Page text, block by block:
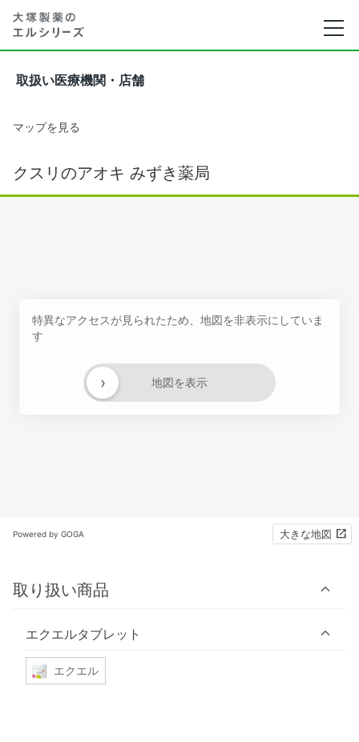
取扱い医療機関・店舗
マップを見る
クスリのアオキ みずき薬局
特異なアクセスが見られたため、地図を非表示にしていま
す
地図を表示
›
Powered by GOGA 大きな地図
取り扱い商品
エクエルタブレット
エクエル